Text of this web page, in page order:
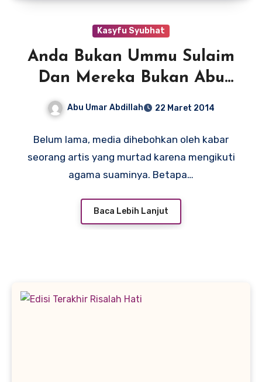
Kasyfu Syubhat
Anda Bukan Ummu Sulaim
Dan Mereka Bukan Abu
Abu Umar Abdillah 22 Maret 2014
Belum lama, media dihebohkan oleh kabar
seorang artis yang murtad karena mengikuti
agama suaminya. Betapa…
Baca Lebih Lanjut